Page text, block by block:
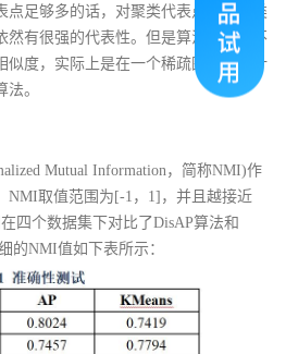
点足够多的话，对聚类代表点进行聚类
然有很强的代表性。但是算法忽略了不
似度，实际上是在一个稀疏图上进行计
。
Mutual Information，简称NMI)作
NMI取值范围为[-1，1]，并且越接近
四个数据集下对比了DisAP算法和
的NMI值如下表所示：